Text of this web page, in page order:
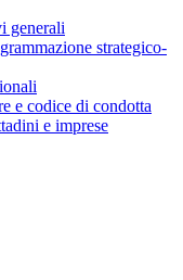
generali
strategico-
e codice di condotta
e imprese